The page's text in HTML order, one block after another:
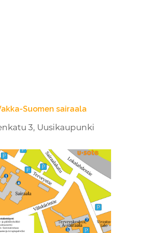
Suomen sairaala
3, Uusikaupunki